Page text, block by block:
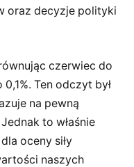
oraz decyzje polityki
czerwiec do
Ten odczyt był
na pewną
to właśnie
oceny siły
naszych